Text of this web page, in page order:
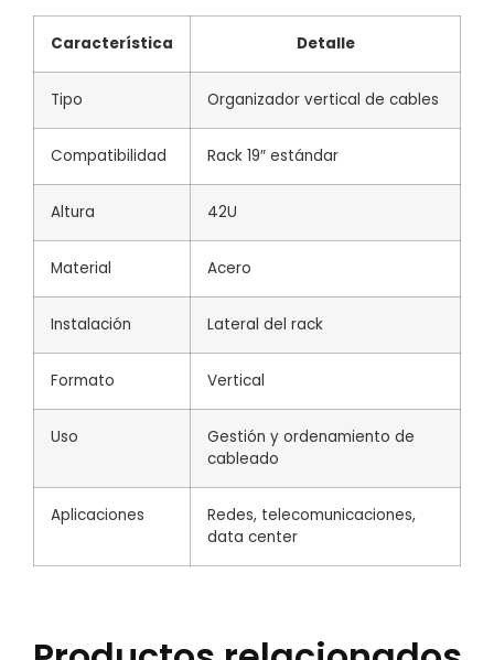
Característica Detalle
Tipo Organizador vertical de cables
Compatibilidad Rack 19″ estándar
Altura 42U
Material Acero
Instalación Lateral del rack
Formato Vertical
Uso
Gestión y ordenamiento de
cableado
Aplicaciones
Redes, telecomunicaciones,
data center